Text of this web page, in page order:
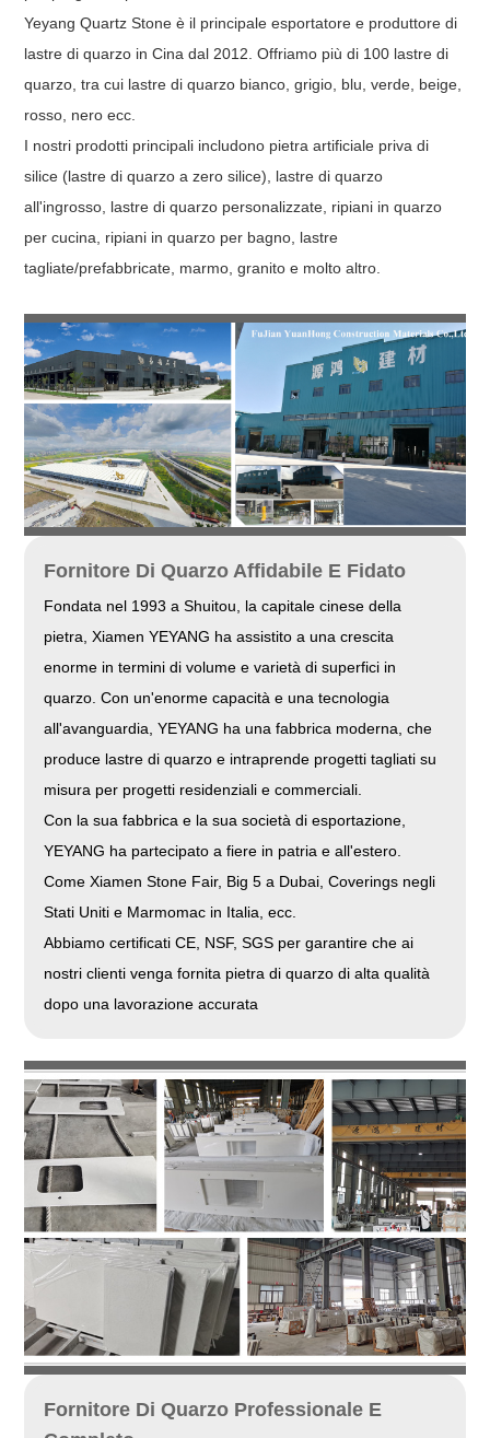
Yeyang Quartz Stone è il principale esportatore e produttore di
lastre di quarzo in Cina dal 2012. Offriamo più di 100 lastre di
quarzo, tra cui lastre di quarzo bianco, grigio, blu, verde, beige,
rosso, nero ecc.
I nostri prodotti principali includono pietra artificiale priva di
silice (lastre di quarzo a zero silice), lastre di quarzo
all'ingrosso, lastre di quarzo personalizzate, ripiani in quarzo
per cucina, ripiani in quarzo per bagno, lastre
tagliate/prefabbricate, marmo, granito e molto altro.
Fornitore Di Quarzo Affidabile E Fidato
Fondata nel 1993 a Shuitou, la capitale cinese della
pietra, Xiamen YEYANG ha assistito a una crescita
enorme in termini di volume e varietà di superfici in
quarzo. Con un'enorme capacità e una tecnologia
all'avanguardia, YEYANG ha una fabbrica moderna, che
produce lastre di quarzo e intraprende progetti tagliati su
misura per progetti residenziali e commerciali.
Con la sua fabbrica e la sua società di esportazione,
YEYANG ha partecipato a fiere in patria e all'estero.
Come Xiamen Stone Fair, Big 5 a Dubai, Coverings negli
Stati Uniti e Marmomac in Italia, ecc.
Abbiamo certificati CE, NSF, SGS per garantire che ai
nostri clienti venga fornita pietra di quarzo di alta qualità
dopo una lavorazione accurata
Fornitore Di Quarzo Professionale E